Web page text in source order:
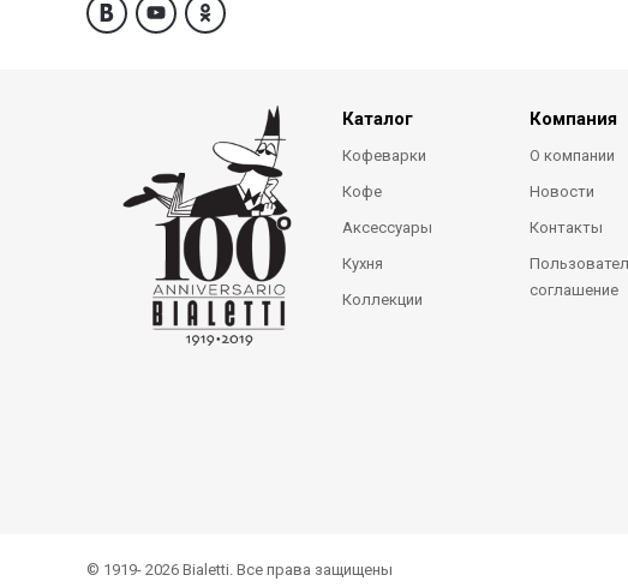
Каталог
Кофеварки
Кофе
Аксессуары
Кухня
Коллекции
Компания
О компании
Новости
Контакты
соглашение
© 1919- 2026 Bialetti. Все права защищены